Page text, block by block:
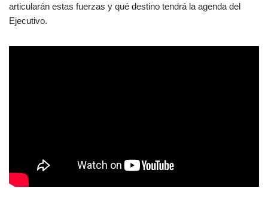
articularán estas fuerzas y qué destino tendrá la agenda del
Ejecutivo.